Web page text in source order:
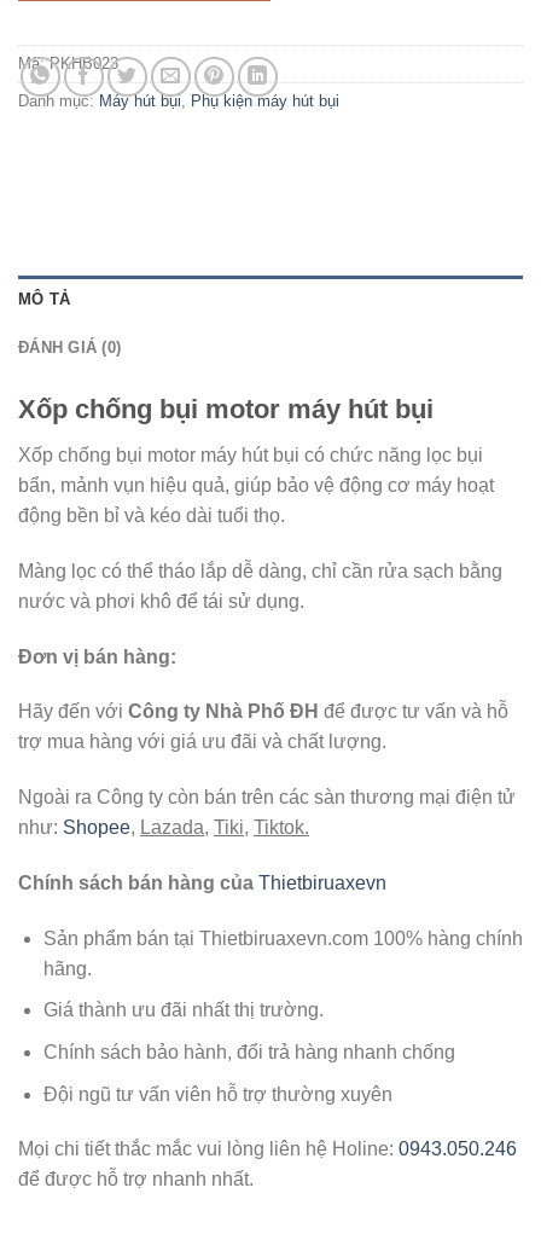
Mã:PKHB023
Danh mục: Máy hút bụi Phụ kiện máy hút bụi
MÔ TẢ
ĐÁNH GIÁ (0)
Xốp chống bụi motor máy hút bụi
Xốp chống bụi motor máy hút bụi có chức năng lọc bụi
bẩn, mảnh vụn hiệu quả, giúp bảo vệ động cơ máy hoạt
động bền bỉ và kéo dài tuổi thọ.
Màng lọc có thể tháo lắp dễ dàng, chỉ cần rửa sạch bằng
nước và phơi khô để tái sử dụng.
Đơn vị bán hàng:
Hãy đến với Công ty Nhà Phố ĐH để được tư vấn và hỗ
trợ mua hàng với giá ưu đãi và chất lượng.
Ngoài ra Công ty còn bán trên các sàn thương mại điện tử
như: Shopee, Lazada, Tiki, Tiktok.
Chính sách bán hàng của Thietbiruaxevn
Sản phẩm bán tại Thietbiruaxevn.com 100% hàng chính
hãng.
Giá thành ưu đãi nhất thị trường.
Chính sách bảo hành, đổi trả hàng nhanh chống
Đội ngũ tư vấn viên hỗ trợ thường xuyên
Mọi chi tiết thắc mắc vui lòng liên hệ Holine: 0943.050.246
để được hỗ trợ nhanh nhất.